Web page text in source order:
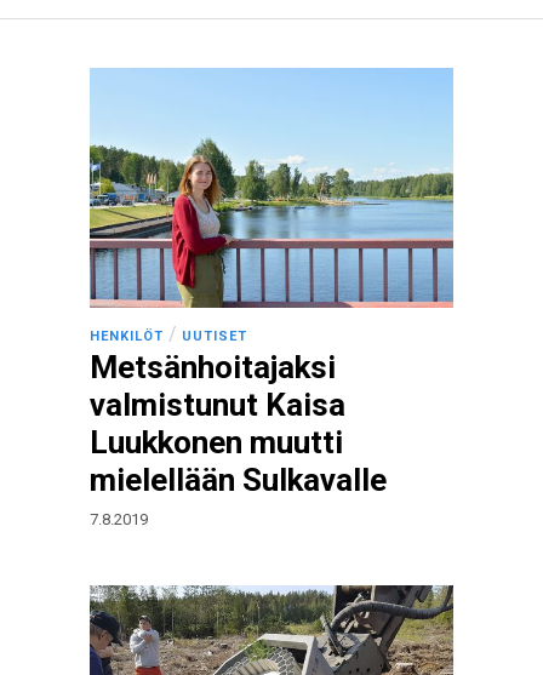
HENKILÖT / UUTISET
Metsänhoitajaksi
valmistunut Kaisa
Luukkonen muutti
mielellään Sulkavalle
7.8.2019